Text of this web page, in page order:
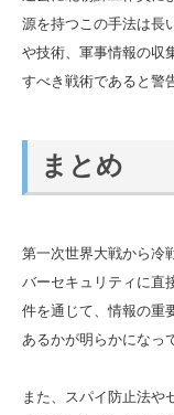
源を持つこの手法は長
や技術、軍事情報の収
すべき戦術であると警
まとめ
第一次世界大戦から冷
バーセキュリティに直
件を通じて、情報の重
あるかが明らかになっ
また、スパイ防止法や